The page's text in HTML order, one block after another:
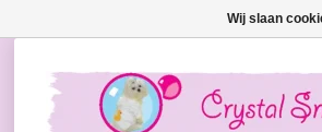
Wij slaan